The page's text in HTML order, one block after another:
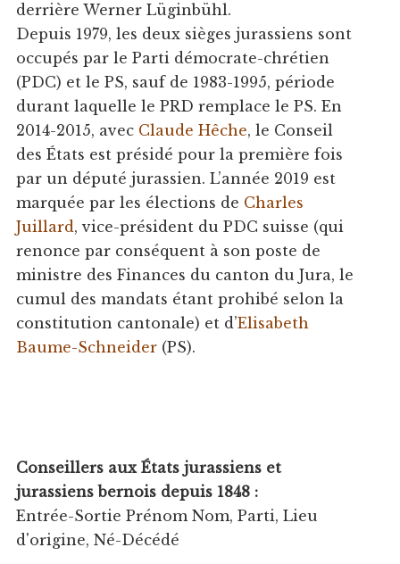
derrière Werner Lüginbühl.
Depuis 1979, les deux sièges jurassiens sont
occupés par le Parti démocrate-chrétien
(PDC) et le PS, sauf de 1983-1995, période
durant laquelle le PRD remplace le PS. En
2014-2015, avec Claude Hêche, le Conseil
des États est présidé pour la première fois
par un député jurassien. L’année 2019 est
marquée par les élections de Charles
Juillard, vice-président du PDC suisse (qui
renonce par conséquent à son poste de
ministre des Finances du canton du Jura, le
cumul des mandats étant prohibé selon la
constitution cantonale) et d’Elisabeth
Baume-Schneider(PS).
Conseillers aux États jurassiens et
jurassiens bernois depuis 1848 :
Entrée-Sortie Prénom Nom, Parti, Lieu
d'origine, Né-Décédé